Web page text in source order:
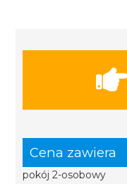
Cena zawiera
pokój 2-osobowy